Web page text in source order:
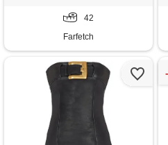
42
Farfetch